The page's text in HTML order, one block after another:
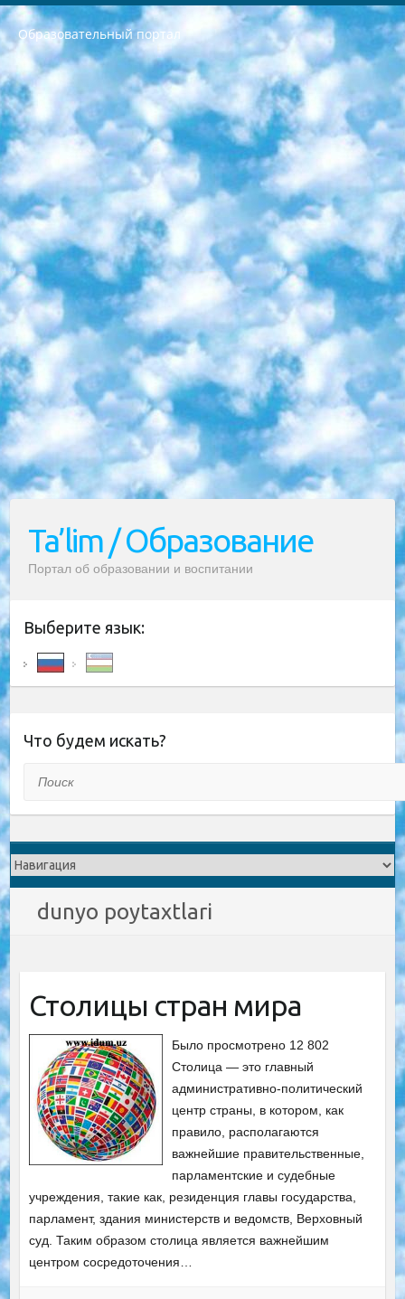
Образовательный портал
РЕСПУБЛИКА УЗБЕКИСТАН МИНИСТРЕРСТВО ДОШКОЛЬНОГО И ШКОЛЬНОГО ОБРАЗОВАНИЯ КОМАНДА в общеобразовательных учреждениях в 2023-2024 учебном году организация и проведение итоговой государственной аттестации обучающихся о Министра дошкольного и школьного образования Республики Узбекистан от 4 марта 2008 года (постановлением Минюста от 20 марта 2008 года № 1778 государственной регистрации) «Итоговое состояние учащихся общего среднего образования на основании положения об утверждении положения об аттестации общего среднего образования выпускной экзамен студентов в образовательных учреждениях в 2023-2024 учебном году В целях организации и прохождения аттестации приказываю: 1. Следующее: перечень предметов, по которым будет проводиться итоговая государственная аттестация и экзамен формы перевода согласно приложению 1; сертификаты международного образца, оценивающие уровень владения иностранными языками перечень согласно приложению 2; 2. Педагогический при специализированных образовательных учреждениях. научно-практический центр квалификации и международной оценки (Д.Давидова) 2024 г. До 25 марта: задания по предметам, по которым будет проводиться итоговая аттестация разработка и утверждение технических условий; итоговая аттестация на основании разработанного предметного задания разработка вопросов по предметам (устно и письменно), экзамен передача; общеобразовательные средние школы и специальные учебные заведения учащиеся выпускных классов школ и интернатов в агентской системе подготовка базы данных экзаменационных материалов и критериев оценки; перевод базы экзаменационных материалов на все языки обучения подать в Республиканский образовательный центр для изготовления; варианты экзаменов на основе разработанных контрольных материалов пусть будут поставлены задачи формирования. 3. Республиканский образовательный центр (Ш.Худайкулов) до 5 апреля 2024 года. до: база данных предоставленных экзаменационных материалов на все языки обучения перевод и экспертиза; для слепых, слабовидящих, глухих, слабослышащих и умственно отсталых детей учащиеся выпускных классов специализированных школ и школ-интернатов база данных экзаменационных материалов на всех преподаваемых языках подготовка критериев оценки; специализированные школы для умственно отсталых детей и технологии для учащихся выпускных классов школ-интернатов разработка соответствующих рекомендаций и критериев проведения ЕГЭ по естествознанию давать задания. 4. Педагогический при специализированных образовательных учреждениях. Научно-практический центр навыков и международной оценки (Д.Давидова), Республика образовательный центр (Худайкулов Ш.) итоговый государственный аттестационный экзамен ориентирован на творческое и логическое мышление при подготовке базы материалов учитывать введение заданий. 5. Следует отметить, что: сертификат государственного образца о знании общеобразовательного предмета и как минимум национальный уровень B1 по предметам на иностранных языках, указанным в Приложении 2. или международно признанный сертификат эквивалентного уровня студенты, изучающие определенный предмет, освобождаются от экзамена; по соответствующим предметам запланирована итоговая государственная аттестация за день до дня, путем жеребьевки Рабочей группой (в письменной форме по предметам, проводимым в форме) из числа сформированных вариантов выбрано 2 варианта; 2 выбранных варианта экзамена анонсированы на официальном сайте министерства и все выпускники по всей стране на основе этих вариантов проводит итоговую государственную аттестацию. 6. Государственное образование учащихся средних общеобразовательных учреждений. знания в соответствии с квалификационными требованиями, которые необходимо приобрести на основании стандартов итоговый (выпускной) контроль для 9 и 11 классов в целях тестирования Экзамены (далее – экзамены) состоят из предметов, перечисленных в приложении 1. будет сделано. 7. Экзамены пройдут с 26 мая по 15 июня 2024 г. (кроме науки физического воспитания). 8. Физическая для учащихся 9 классов общесредних образовательных учреждений. Экзамены по предмету «Образование, квалификация медицина» 1-6 мая 2024 года. сотрудники перевести под присмотр (с отклонениями в физическом или умственном развитии) специализированная школа для детей, школы-интернаты и со сколиозом школы-интернаты санаторного типа для больных детей исключены). 9. Он был слепым, слабовидящим и имел нарушения опорно-двигательного аппарата. экзамены в специализированных школах и интернатах для детей должны проводиться исходя из требований, предъявляемых к общеобразовательным учреждениям (физкультура кроме науки). 10. Специализированная школа для глухих и слабослышащих детей. и экзамены в интернатах и быть реализован в виде письменного теста по математике. 11. Специальность для умственно отсталых детей. Для 9 класса Родной язык и литературное письмо Государственный язык (язык обучения – узбекский). для неклассов) написано Математическое письмо Письменная/устная история Узбекистана Физическое воспитание практично Итоговый контроль Для 11 класса Написание родного языка и литературы (эссе) Математическое письмо Узбекский язык (обучение на узбекском языке) не посещающее общее среднее образование для учреждений)/Образовательное учреждение выбор письменный и устный Иностранный язык письменный/устный Письменная/устная история Узбекистана *По выбору студента:  Химия  Физика  Основы государственного права  География 10 бесплатных образовательных ресурсов - Мы составили подборку онлайн-проектов с интерактивными упражнениями, видеолекциями и статьями. Они помогут вам обрести новые и освежить старые знания бесплатно. 1. «ИНТУИТ» Старейшая образовательная площадка Рунета. Здесь вы найдёте сотни текстовых и видеокурсов на десятки различных тем — от программирования до психологии. Многие курсы подготовлены российскими университетами и крупными международными компаниями вроде Intel и Microsoft. Самостоятельное обучение бесплатное, но желающие могут оплатить услуги персональных наставников. 2. «Смартия» знакомит с актуальными профессиями и подсказывает, как им обучаться. Выбрав заинтересовавшую вас специальность — SMM-специалист, фотограф, веб-дизайнер или другую, — увидите список необходимых для неё умений. Чтобы вы могли освоить их самостоятельно, для каждого умения площадка отображает подборку ссылок на учебные материалы. Хотя «Смартия» ориентируется на русскоязычную аудиторию, часть контента всё же доступна только на английском. 3. «Лекторий Физтеха» Проект Московского физико-технического института (Физтеха). С его помощью вы можете смотреть онлайн серии лекций, записанные на видео в этом вузе. В числе доступных предметов — физика, биология, химия, информационные технологии и другие. К некоторым лекциям администрация ресурса прилагает готовые конспекты, которые можно скачивать в PDF-формате. 4. ITMOcourses Онлайн-площадка Санкт-Петербургского национального исследовательского университета информационных технологий, механики и оптики (ИТМО). Ресурс предоставляет свободный доступ к курсам, разработанным в этом вузе. Каталог материалов разбит на четыре категории: «Оптические системы и технологии», «Приборостроение и робототехника», «Информационные технологии» и «Биотехнологии». Курсы состоят из видеолекций, интерактивных демонстраций и заданий. 5. «КиберЛенинка» Электронная научная библиотека открытого доступа. Каталог площадки регулярно обрастает текстами статей из различных научных изданий. Сгруппированные по журналам и рубрикам публикации можно читать онлайн или скачивать целиком в PDF-формате. Проект нацелен на популяризацию науки за счёт открытого доступа к качественной информации. 6. «ПостНаука» На этом ресурсе публикуют подборки видеолекций, составленные экспертами из разных отраслей и объединённые общими темами. Среди них, к примеру, есть серии «Биоинформатика и геномика», «Культура средневековой Скандинавии» и Cinema Studies о теории кино. Каждая подборка лекций — логически связанная история, рассказанная экспертом от первого лица. Кроме того, на сайте появляются научно-образовательные статьи и тесты на разные темы. 7. «Newочём» Команда проекта «Newочём» отбирает самые интересные тексты из англоязычных СМИ и переводит те из них, за которые голосуют участники сообщества «ВКонтакте». По большей части это научно-популярные статьи. Редакторы придумывают лишь заголовки, в остальном содержание переводов соответствует оригиналам. Полные тексты можно читать прямо в социальной сети. 8. InternetUrok Онлайн-база материалов по основным дисциплинам школьной программы. Информация на сайте структурирована по классам, предметам и темам (урокам). Каждый урок состоит из видеолекций и конспектов. Есть также интерактивные тренажёры и тесты для закрепления пройденного материала. Даже если вы давно окончили школу, возможность повторить программу старших классов всегда может пригодиться. 9. Edutainme Ещё один ресурс об образовании. В отличие от Newtonew, как мне кажется, Edutainme больше ориентируется на представителей индустрии: педагогов, предпринимателей, разработчиков образовательных проектов. Но и любой, кто просто стремится к саморазвитию, найдёт на сайте много полезного и интересного для себя. Например, информацию о новых курсах и образовательных сервисах. 10. Newtonew Онлайн-медиа об образовании и обучении в широком смысле. Авторы Newtonew пишут об инструментах, заведениях, тактиках и стратегиях, которые помогают учить других и получать новые знания самостоятельно. На этой площадке вы найдёте новости, обзоры, аналитические мат
Ta’lim / Образование
Портал об образовании и воспитании
Выберите язык:
Что будем искать?
dunyo poytaxtlari
Столицы стран мира
Было просмотрено 12 802
Столица — это главный
административно-политический
центр страны, в котором, как
правило, располагаются
важнейшие правительственные,
парламентские и судебные
учреждения, такие как, резиденция главы государства,
парламент, здания министерств и ведомств, Верховный
суд. Таким образом столица является важнейшим
центром сосредоточения…